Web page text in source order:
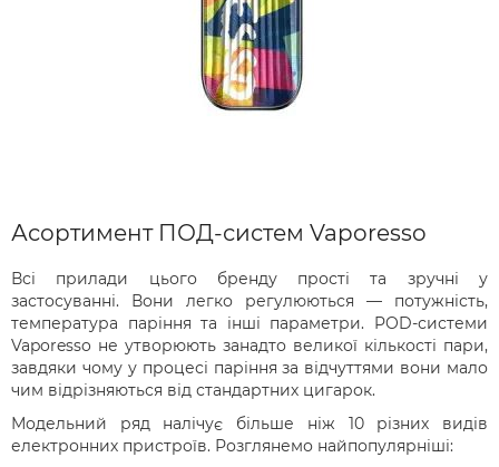
Асортимент ПОД-систем Vaporesso
Всі прилади цього бренду прості та зручні у
застосуванні. Вони легко регулюються — потужність,
температура паріння та інші параметри. POD-системи
Vaporesso не утворюють занадто великої кількості пари,
завдяки чому у процесі паріння за відчуттями вони мало
чим відрізняються від стандартних цигарок.
Модельний ряд налічує більше ніж 10 різних видів
електронних пристроїв. Розглянемо найпопулярніші: